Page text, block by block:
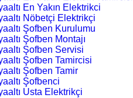
En Yakın Elektrikci
Nöbetçi Elektrikçi
Şofben Kurulumu
Şofben Montajı
Şofben Servisi
Şofben Tamircisi
Şofben Tamir
Şofbenci
Usta Elektrikçi